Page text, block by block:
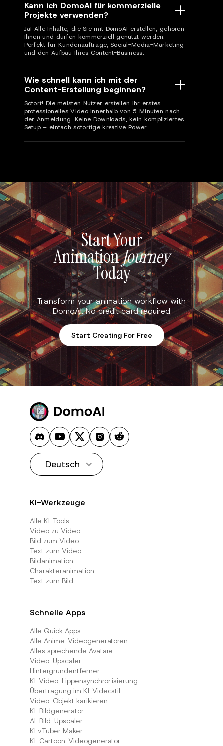
Kann ich DomoAI für kommerzielle
Projekte verwenden?
Ja! Alle Inhalte, die Sie mit DomoAI erstellen, gehören
Ihnen und dürfen kommerziell genutzt werden.
Perfekt für Kundenaufträge, Social-Media-Marketing
und den Aufbau Ihres Content-Business.
Wie schnell kann ich mit der
Content-Erstellung beginnen?
Sofort! Die meisten Nutzer erstellen ihr erstes
professionelles Video innerhalb von 5 Minuten nach
der Anmeldung. Keine Downloads, kein kompliziertes
Setup – einfach sofortige kreative Power.
Start Your
AnimationJourney
Today
Transform your animation workflow with
DomoAI. No credit card required
Start Creating For Free
Deutsch
KI-Werkzeuge
Alle KI-Tools
Video zu Video
Bild zum Video
Text zum Video
Bildanimation
Charakteranimation
Text zum Bild
Schnelle Apps
Alle Quick Apps
Alle Anime-Videogeneratoren
Alles sprechende Avatare
Video-Upscaler
Hintergrundentferner
KI-Video-Lippensynchronisierung
Übertragung im KI-Videostil
Video-Objekt karikieren
KI-Bildgenerator
AI-Bild-Upscaler
KI vTuber Maker
KI-Cartoon-Videogenerator